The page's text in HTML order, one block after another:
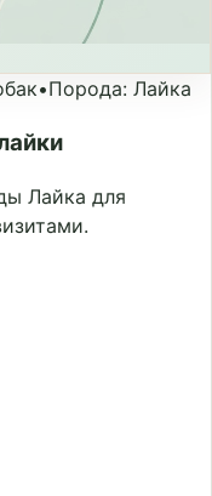
•Порода: Лайка
Лайка для